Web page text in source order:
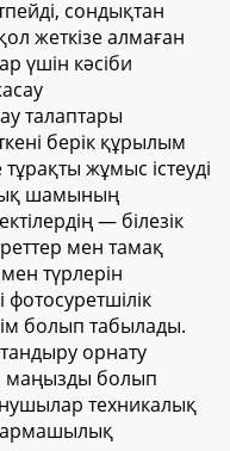
сондықтан
жеткізе алмаған
үшін кәсіби
талаптары
берік құрылым
тұрақты жұмыс істеуді
шамының
— білезік
мен тамақ
түрлерін
болып табылады.
орнату
маңызды болып
техникалық